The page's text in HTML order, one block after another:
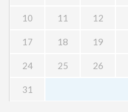
10 11 12
17 18 19
24 25 26
31